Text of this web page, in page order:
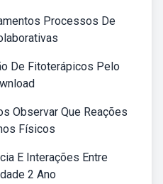
Processos De
De Fitoterápicos Pelo
Observar Que Reações
Físicos
E Interações Entre
2 Ano